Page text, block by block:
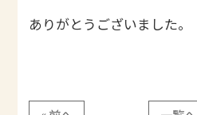
ありがとうございました。